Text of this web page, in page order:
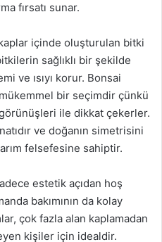
fırsatı sunar.
içinde oluşturulan bitki
sağlıklı bir şekilde
ve ısıyı korur. Bonsai
bir seçimdir çünkü
ile dikkat çekerler.
ve doğanın simetrisini
felsefesine sahiptir.
estetik açıdan hoş
bakımının da kolay
çok fazla alan kaplamadan
kişiler için idealdir.